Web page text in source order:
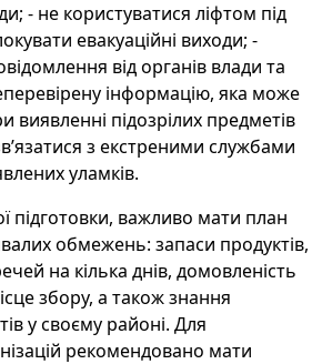
- не користуватися ліфтом під
евакуаційні виходи; -
від органів влади та
інформацію, яка може
виявленні підозрілих предметів
з екстреними службами
уламків.
підготовки, важливо мати план
обмежень: запаси продуктів,
на кілька днів, домовленість
збору, а також знання
у своєму районі. Для
рекомендовано мати